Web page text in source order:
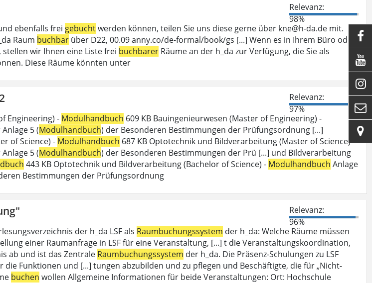
Relevanz:
98%
ebenfalls frei gebuchtwerden können, teilen Sie uns diese gerne über kne@h-da.de mit.
Raum buchbar über D22, 00.09 anny.co/de-formal/book/gs [...] Wenn es in Ihrem Büro oder
wir Ihnen eine Liste frei buchbarer Räume an der h_da zur Verfügung, die Sie als
Diese Räume könnten unter
Relevanz:
97%
Engineering) - Modulhandbuch 609 KB Bauingenieurwesen (Master of Engineering) -
5 (Modulhandbuch) der Besonderen Bestimmungen der Prüfungsordnung [...]
of Science) - Modulhandbuch 687 KB Optotechnik und Bildverarbeitung (Master of Science) -
5 (Modulhandbuch) der Besonderen Bestimmungen der Prü [...] und Bildverarbeitung
443 KB Optotechnik und Bildverarbeitung (Bachelor of Science) - Modulhandbuch Anlage
Bestimmungen der Prüfungsordnung
Relevanz:
96%
der h_da LSF als Raumbuchungssystem der h_da: Welche Räume müssen
einer Raumanfrage in LSF für eine Veranstaltung, [...] t die Veranstaltungskoordination,
ab und ist das Zentrale Raumbuchungssystem der h_da. Die Präsenz-Schulungen zu LSF
Funktionen und [...] tungen abzubilden und zu pflegen und Beschäftigte, die für „Nicht-
buchen wollen Allgemeine Informationen für beide Veranstaltungen: Ort: Hochschule




